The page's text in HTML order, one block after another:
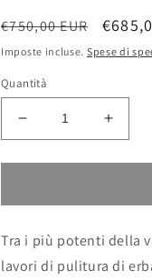
Prezzo
di
listino
€750,00 EUR
Imposte incluse. Spese di
Quantità
Diminuisci
quantità
per
ad
Fissa
5.5
per
ad
Fissa
5.5
Tra i più potenti della
lavori di pulitura di